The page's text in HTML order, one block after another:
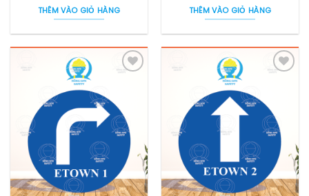
THÊM VÀO GIỎ HÀNG THÊM VÀO GIỎ HÀNG